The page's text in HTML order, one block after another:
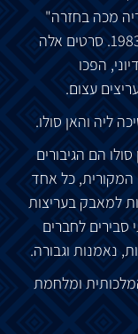
מכה בחזרה"
סרטים אלה
, הפכו
עצום.
ליה והאן סולו.
סולו הם הגיבורים
המקורית,כל אחד
למאבק בעריצות
סבירים לחברים
, נאמנות וגבורה.
ומלחמת